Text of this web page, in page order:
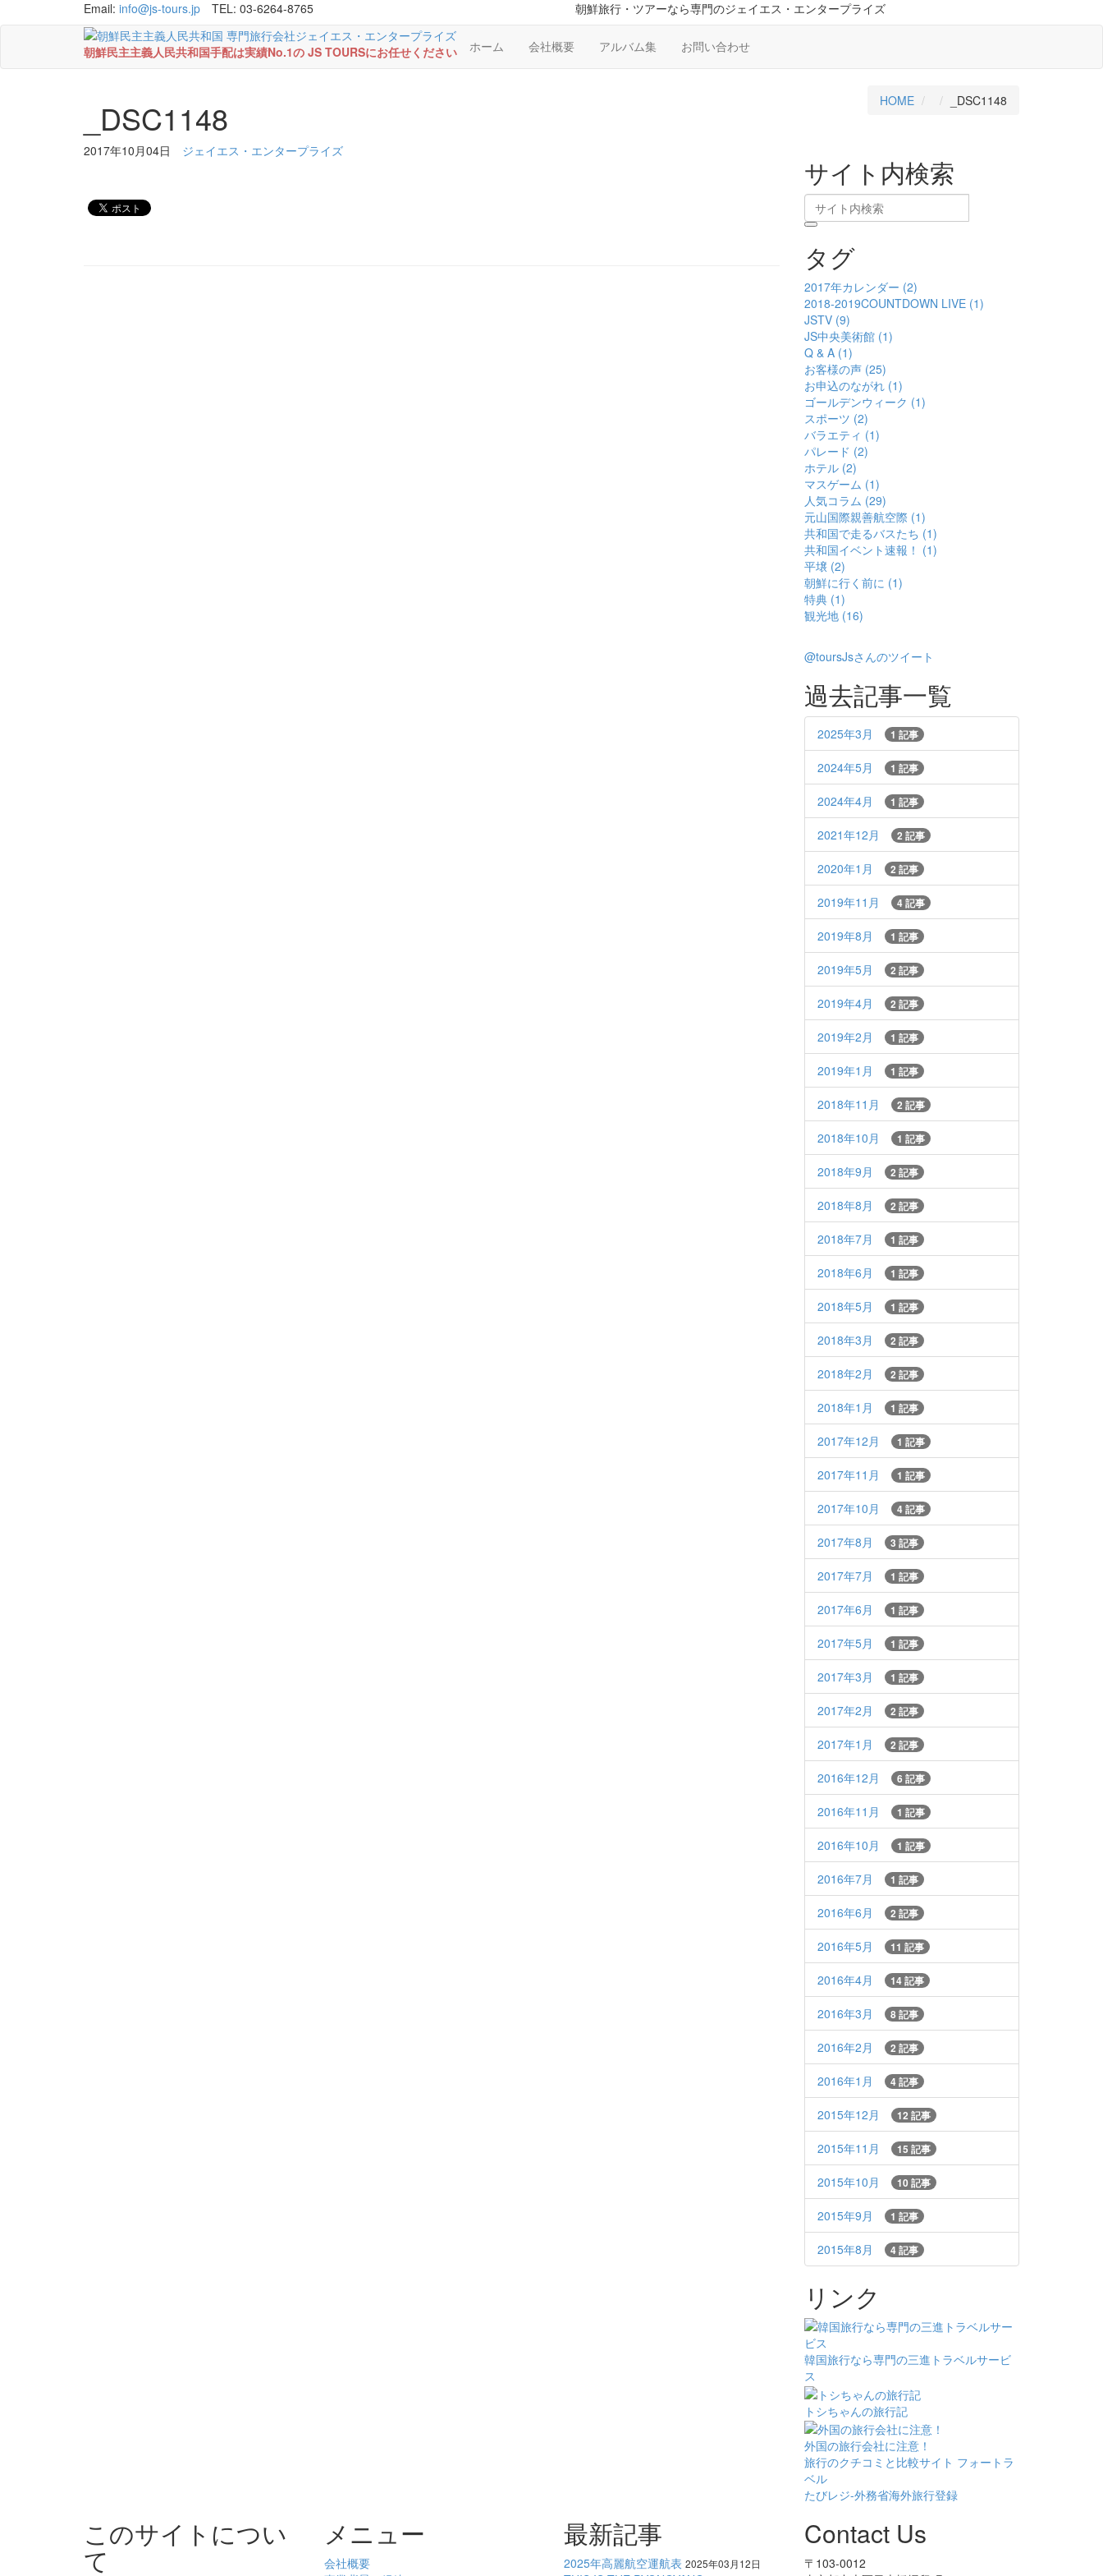
Email: info@js-tours.jp TEL: 03-6264-8765 朝鮮旅行・ツアーなら専門のジェイエス・エンタープライズ
朝鮮民主主義人民共和国手配は実績No.1の JS TOURSにお任せください ホーム 会社概要 アルバム集 お問い合わせ
_DSC1148 HOME _DSC1148
2017年10月04日 ジェイエス・エンタープライズ
サイト内検索
タグ
2017年カレンダー (2)
2018-2019COUNTDOWN LIVE (1)
JSTV (9)
JS中央美術館 (1)
Q & A (1)
お客様の声 (25)
お申込のながれ (1)
ゴールデンウィーク (1)
スポーツ (2)
バラエティ (1)
パレード (2)
ホテル (2)
マスゲーム (1)
人気コラム (29)
元山国際親善航空際 (1)
共和国で走るバスたち (1)
共和国イベント速報！ (1)
平壌 (2)
朝鮮に行く前に (1)
特典 (1)
観光地 (16)
@toursJsさんのツイート
過去記事一覧
2025年3月 1 記事
2024年5月 1 記事
2024年4月 1 記事
2021年12月 2 記事
2020年1月 2 記事
2019年11月 4 記事
2019年8月 1 記事
2019年5月 2 記事
2019年4月 2 記事
2019年2月 1 記事
2019年1月 1 記事
2018年11月 2 記事
2018年10月 1 記事
2018年9月 2 記事
2018年8月 2 記事
2018年7月 1 記事
2018年6月 1 記事
2018年5月 1 記事
2018年3月 2 記事
2018年2月 2 記事
2018年1月 1 記事
2017年12月 1 記事
2017年11月 1 記事
2017年10月 4 記事
2017年8月 3 記事
2017年7月 1 記事
2017年6月 1 記事
2017年5月 1 記事
2017年3月 1 記事
2017年2月 2 記事
2017年1月 2 記事
2016年12月 6 記事
2016年11月 1 記事
2016年10月 1 記事
2016年7月 1 記事
2016年6月 2 記事
2016年5月 11 記事
2016年4月 14 記事
2016年3月 8 記事
2016年2月 2 記事
2016年1月 4 記事
2015年12月 12 記事
2015年11月 15 記事
2015年10月 10 記事
2015年9月 1 記事
2015年8月 4 記事
リンク
韓国旅行なら専門の三進トラベルサービ
ス
トシちゃんの旅行記
外国の旅行会社に注意！
旅行のクチコミと比較サイト フォートラ
ベル
たびレジ-外務省海外旅行登録
このサイトについ
て
メニュー
会社概要
最新記事
2025年高麗航空運航表 2025年03月12日
Contact Us
〒103-0012